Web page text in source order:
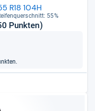
R18 104H
55%
Punkten)